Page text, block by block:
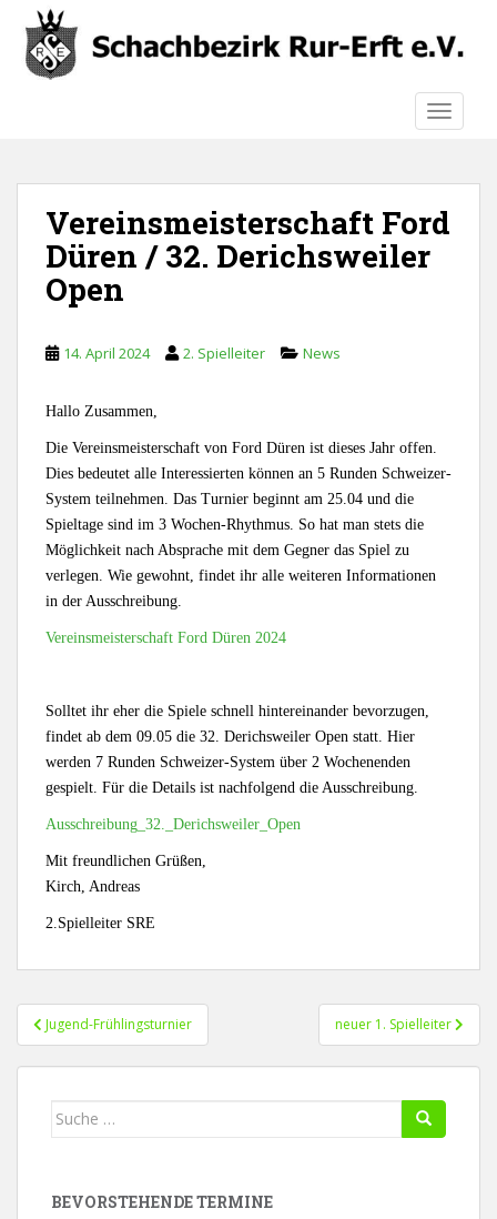
Vereinsmeisterschaft Ford
Düren / 32. Derichsweiler
Open
14. April 2024 2. Spielleiter News
Hallo Zusammen,
Die Vereinsmeisterschaft von Ford Düren ist dieses Jahr offen.
Dies bedeutet alle Interessierten können an 5 Runden Schweizer-
System teilnehmen. Das Turnier beginnt am 25.04 und die
Spieltage sind im 3 Wochen-Rhythmus. So hat man stets die
Möglichkeit nach Absprache mit dem Gegner das Spiel zu
verlegen. Wie gewohnt, findet ihr alle weiteren Informationen
in der Ausschreibung.
Vereinsmeisterschaft Ford Düren 2024
Solltet ihr eher die Spiele schnell hintereinander bevorzugen,
findet ab dem 09.05 die 32. Derichsweiler Open statt. Hier
werden 7 Runden Schweizer-System über 2 Wochenenden
gespielt. Für die Details ist nachfolgend die Ausschreibung.
Ausschreibung_32._Derichsweiler_Open
Mit freundlichen Grüßen,
Kirch, Andreas
2.Spielleiter SRE
Beitragsnavigation
Jugend-Frühlingsturnier neuer 1. Spielleiter
Suche
BEVORSTEHENDE TERMINE